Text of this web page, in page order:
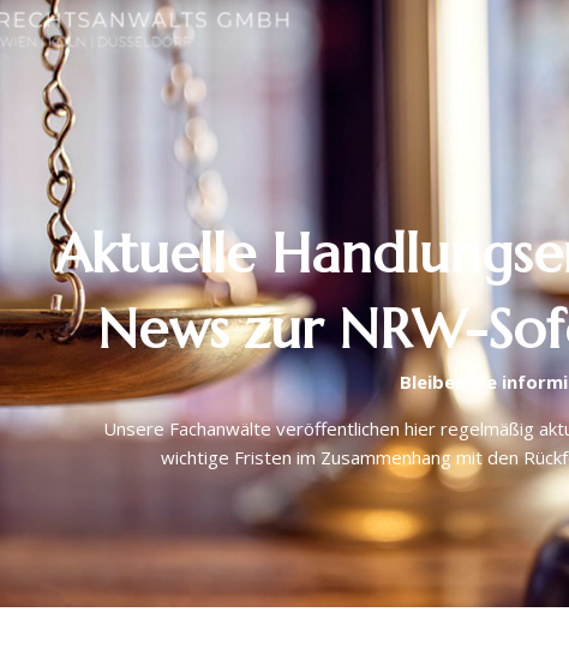
Aktuelle
News zur NRW-
Bleiben Sie
Unsere Fachanwälte veröffentlichen hier regelmäßig
wichtige Fristen im Zusammenhang mit den